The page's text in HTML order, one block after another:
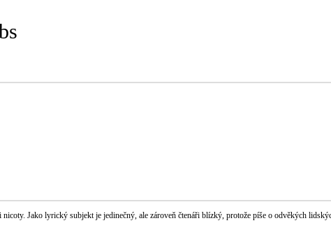
Jako lyrický subjekt je jedinečný, ale zároveň čtenáři blízký, protože píše o odvěkých